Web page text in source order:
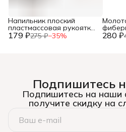
179 ₽275 ₽−35%
Напильник плоский
пластмассовая рукоятка,
№2, 150мм, (шт.) 280 ₽
Подпишитесь
Подпишитесь на наши
получите скидку на